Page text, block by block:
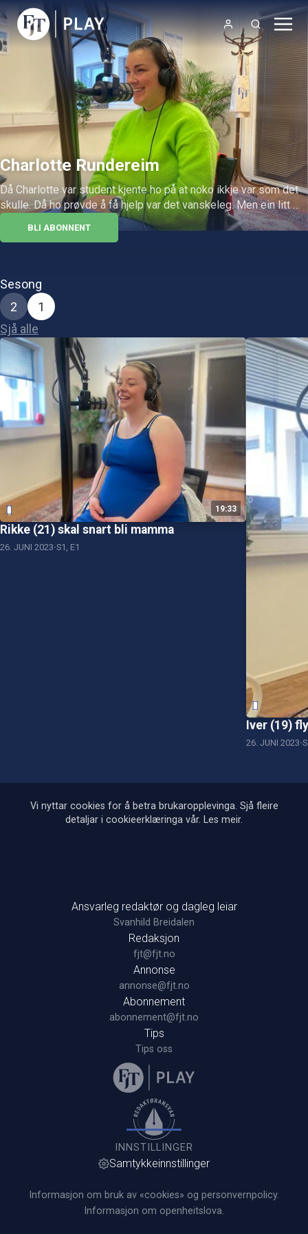
Charlotte Rundereim
Då Charlotte var student kjente ho på at noko ikkje var som det
skulle. Då ho prøvde å få hjelp var det vanskeleg. Men ein litt
spesiell ting brukte ho for å roe ned.
BLI ABONNENT
Sesong
2
1
Sjå alle
19:33
Rikke (21) skal snart bli mamma
26. JUNI 2023 S1, E1
Iver (19)
26. JUNI 2023
Vi nyttar cookies for å betra brukaropplevinga. Sjå fleire
detaljar i cookieerklæringa vår. Les meir.
Ansvarleg redaktør og dagleg leiar
Svanhild Breidalen
Redaksjon
fjt@fjt.no
Annonse
annonse@fjt.no
Abonnement
abonnement@fjt.no
Tips
Tips oss
INNSTILLINGER
Samtykkeinnstillinger
Informasjon om bruk av «cookies» og personvernpolicy.
Informasjon om openheitslova.